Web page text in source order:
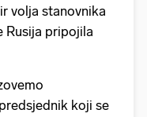
volja stanovnika
Rusija pripojila
koji se